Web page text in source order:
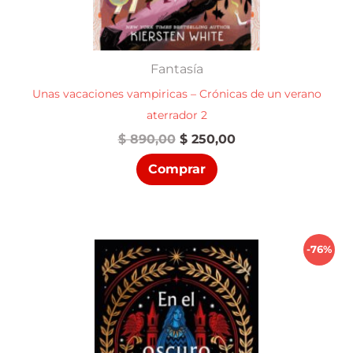
Fantasía
Unas vacaciones vampiricas – Crónicas de un verano
aterrador 2
$890,00 El
precio
original
era:
$250,00El
Comprar
-76%